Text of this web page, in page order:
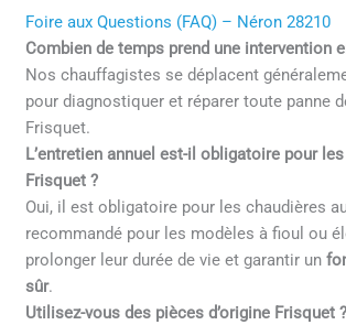
Foire aux Questions (FAQ) – Néron 28210
Combien de temps prend une intervention
Nos chauffagistes se déplacent
pour diagnostiquer et réparer toute panne
Frisquet.
L’entretien annuel est-il obligatoire pour
Frisquet ?
Oui, il est obligatoire pour les chaudières
recommandé pour les modèles à fioul ou
prolonger leur durée de vie et garantir un
sûr.
Utilisez-vous des pièces d’origine Frisquet ?